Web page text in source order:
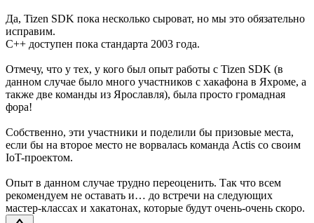
Да, Tizen SDK пока несколько сыроват, но мы это обязательно
исправим.
C++ доступен пока стандарта 2003 года.
Отмечу, что у тех, у кого был опыт работы с Tizen SDK (в
данном случае было много участников с хакафона в Яхроме, а
также две команды из Ярославля), была просто громадная
фора!
Собственно, эти участники и поделили бы призовые места,
если бы на второе место не ворвалась команда Actis со своим
IoT-проектом.
Опыт в данном случае трудно переоценить. Так что всем
рекомендуем не оставать и… до встречи на следующих
мастер-классах и хакатонах, которые будут очень-очень скоро.